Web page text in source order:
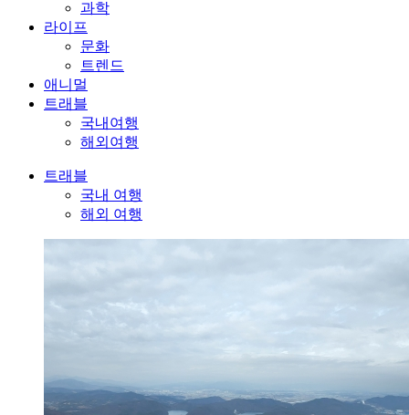
과학
라이프
문화
트렌드
애니멀
트래블
국내여행
해외여행
트래블
국내 여행
해외 여행